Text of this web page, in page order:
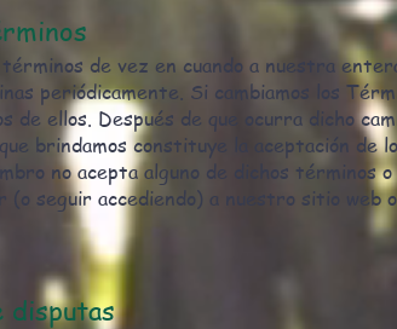
de vez en cuando a nuestra
periódicamente. Si cambiamos los
ellos. Después de que ocurra dicho
brindamos constituye la aceptación de
no acepta alguno de dichos términos
seguir accediendo) a nuestro sitio web
disputas